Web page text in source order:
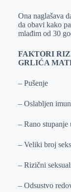
Ona naglašava
da obavi kako
mlađim od 30
FAKTORI
GRLIĆA
– Pušenje
– Oslabljen
– Rano stupanje
– Veliki broj
– Rizični
– Odsustvo